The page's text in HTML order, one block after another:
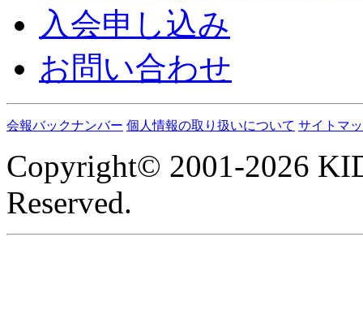
入会申し込み
お問い合わせ
会報バックナンバー 個人情報の取り扱いについて サイトマ
Copyright© 2001-2026
Reserved.